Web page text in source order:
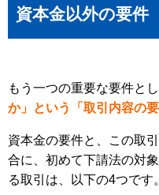
資本金以外の要件
もう一つの重要な要件とし
か」という「取引内容の要
資本金の要件と、この取
合に、初めて下請法の対
る取引は、以下の4つです。